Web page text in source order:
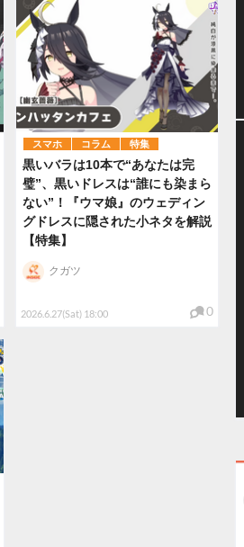
スマホ コラム 特集
黒いバラは10本で“あなたは完
璧”、黒いドレスは“誰にも染まら
ない”！『ウマ娘』のウェディン
グドレスに隠された小ネタを解説
【特集】
2026.6.27(Sat) 18:00
クガツ
0